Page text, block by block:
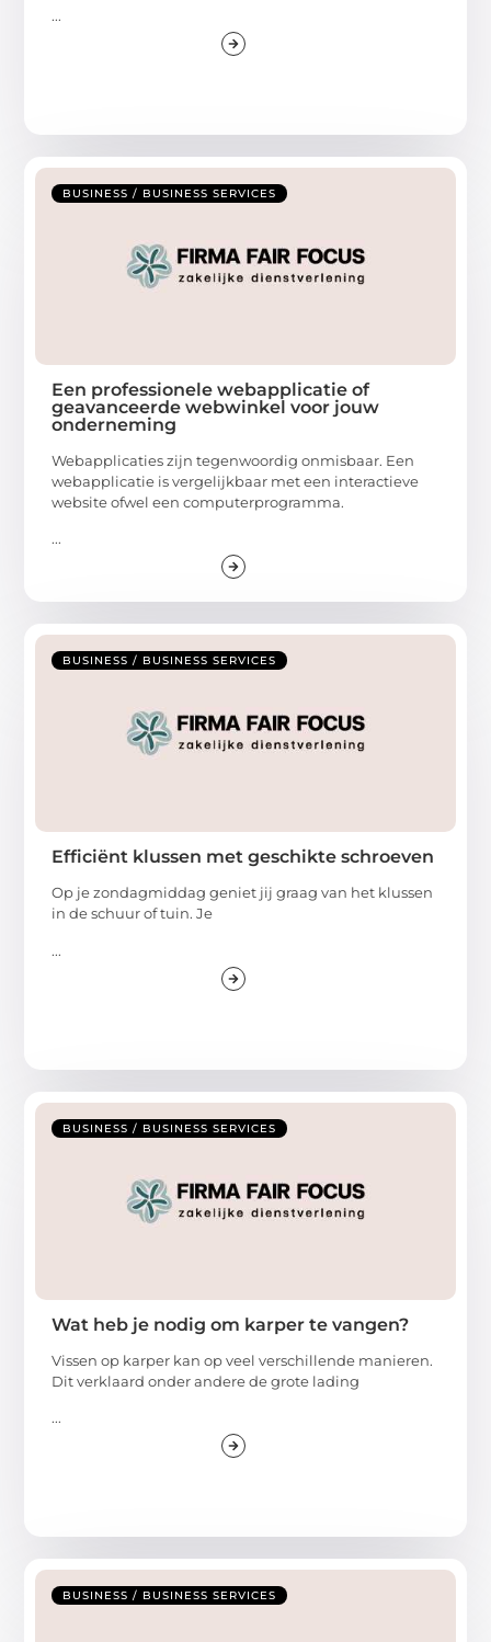
...
BUSINESS / BUSINESS SERVICES
Een professionele webapplicatie of
geavanceerde webwinkel voor jouw
onderneming
Webapplicaties zijn tegenwoordig onmisbaar. Een
webapplicatie is vergelijkbaar met een interactieve
website ofwel een computerprogramma.
...
BUSINESS / BUSINESS SERVICES
Efficiënt klussen met geschikte schroeven
Op je zondagmiddag geniet jij graag van het klussen
in de schuur of tuin. Je
...
BUSINESS / BUSINESS SERVICES
Wat heb je nodig om karper te vangen?
Vissen op karper kan op veel verschillende manieren.
Dit verklaard onder andere de grote lading
...
BUSINESS / BUSINESS SERVICES